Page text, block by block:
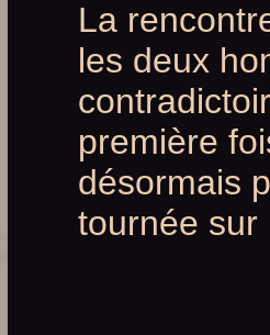
La
les deux
première
désormais
tournée sur